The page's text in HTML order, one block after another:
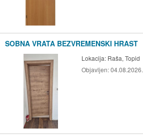
SOBNA VRATA BEZVREMENSKI HRAST
Lokacija: Raša, Topid
Objavljen:04.08.2026.